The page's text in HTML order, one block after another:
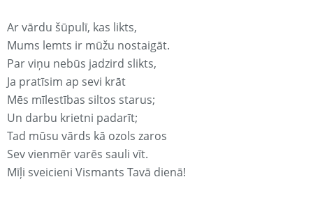
Ar vārdu šūpulī, kas likts,
Mums lemts ir mūžu nostaigāt.
Par viņu nebūs jadzird slikts,
Ja pratīsim ap sevi krāt
Mēs mīlestības siltos starus;
Un darbu krietni padarīt;
Tad mūsu vārds kā ozols zaros
Sev vienmēr varēs sauli vīt.
Mīļi sveicieni Vismants Tavā dienā!